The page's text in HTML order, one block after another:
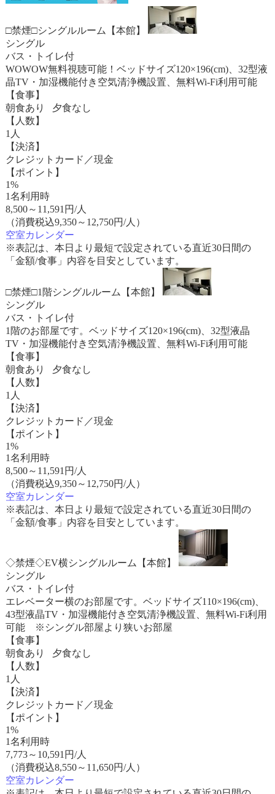
□禁煙□シングルルーム【本館】
シングル
バス・トイレ付
WOWOW無料視聴可能！ベッドサイズ120×196(cm)、32型液
晶TV・加湿機能付き空気清浄機設置、無料Wi-Fi利用可能
【食事】
朝食あり 夕食なし
【人数】
1人
【決済】
クレジットカード／現金
【ポイント】
1%
1名利用時
8,500～ 11,591 円/人
（消費税込9,350～12,750円/人）
空室カレンダー
※表記は、本日より最短で設定されている直近30日間の
「金額/食事」内容を目安としています。
□禁煙□1階シングルルーム【本館】
シングル
バス・トイレ付
1階のお部屋です。ベッドサイズ120×196(cm)、32型液晶
TV・加湿機能付き空気清浄機設置、無料Wi-Fi利用可能
【食事】
朝食あり 夕食なし
【人数】
1人
【決済】
クレジットカード／現金
【ポイント】
1%
1名利用時
8,500～ 11,591 円/人
（消費税込9,350～12,750円/人）
空室カレンダー
※表記は、本日より最短で設定されている直近30日間の
「金額/食事」内容を目安としています。
◇禁煙◇EV横シングルルーム【本館】
シングル
バス・トイレ付
エレベーター横のお部屋です。ベッドサイズ110×196(cm)、
43型液晶TV・加湿機能付き空気清浄機設置、無料Wi-Fi利用
可能 ※シングル部屋より狭いお部屋
【食事】
朝食あり 夕食なし
【人数】
1人
【決済】
クレジットカード／現金
【ポイント】
1%
1名利用時
7,773～ 10,591 円/人
（消費税込8,550～11,650円/人）
空室カレンダー